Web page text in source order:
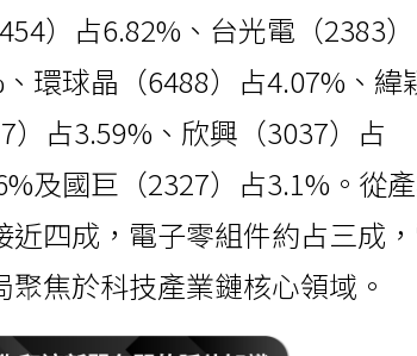
）占6.82%、台光電（2383
環球晶（6488）占4.07%、緯
）占3.59%、欣興（3037）占
及國巨（2327）占3.1%。從
四成，電子零組件約占三成
焦於科技產業鏈核心領域。